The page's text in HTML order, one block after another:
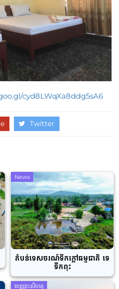
cyd8LWqXa8ddg5sA6
Twitter
News
តំបន់ទេសចរណ៍ទឹកក្តៅធម្មជាតិ ទេ
ទឹកពុះ
ខេត្តព្រះសីហនុ